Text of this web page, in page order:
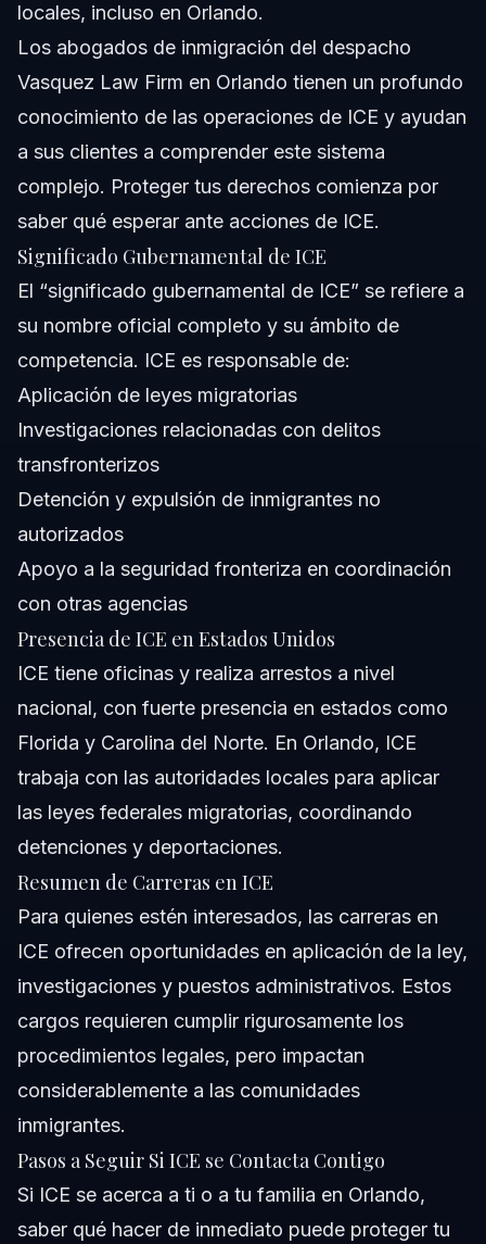
locales, incluso en Orlando.
Los abogados de inmigración del despacho
Vasquez Law Firm en Orlando tienen un profundo
conocimiento de las operaciones de ICE y ayudan
a sus clientes a comprender este sistema
complejo. Proteger tus derechos comienza por
saber qué esperar ante acciones de ICE.
Significado Gubernamental de ICE
El “significado gubernamental de ICE” se refiere a
su nombre oficial completo y su ámbito de
competencia. ICE es responsable de:
Aplicación de leyes migratorias
Investigaciones relacionadas con delitos
transfronterizos
Detención y expulsión de inmigrantes no
autorizados
Apoyo a la seguridad fronteriza en coordinación
con otras agencias
Presencia de ICE en Estados Unidos
ICE tiene oficinas y realiza arrestos a nivel
nacional, con fuerte presencia en estados como
Florida y Carolina del Norte. En Orlando, ICE
trabaja con las autoridades locales para aplicar
las leyes federales migratorias, coordinando
detenciones y deportaciones.
Resumen de Carreras en ICE
Para quienes estén interesados, las carreras en
ICE ofrecen oportunidades en aplicación de la ley,
investigaciones y puestos administrativos. Estos
cargos requieren cumplir rigurosamente los
procedimientos legales, pero impactan
considerablemente a las comunidades
inmigrantes.
Pasos a Seguir Si ICE se Contacta Contigo
Si ICE se acerca a ti o a tu familia en Orlando,
saber qué hacer de inmediato puede proteger tu